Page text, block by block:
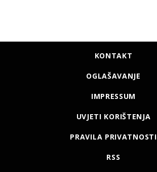
KONTAKT
OGLAŠAVANJE
IMPRESSUM
UVJETI KORIŠTENJA
PRAVILA PRIVATNOSTI
RSS